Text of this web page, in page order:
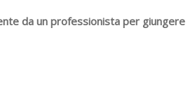
da un professionista per giungere